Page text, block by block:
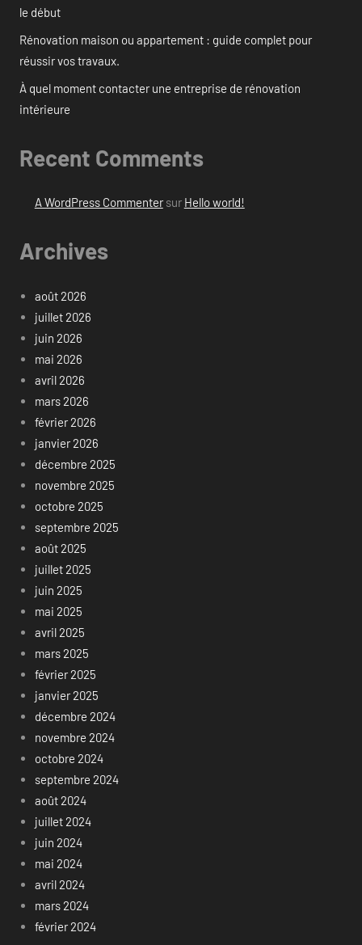
le début
Rénovation maison ou appartement : guide complet pour
réussir vos travaux.
À quel moment contacter une entreprise de rénovation
intérieure
Recent Comments
A WordPress Commentersur Hello world!
Archives
août 2026
juillet 2026
juin 2026
mai 2026
avril 2026
mars 2026
février 2026
janvier 2026
décembre 2025
novembre 2025
octobre 2025
septembre 2025
août 2025
juillet 2025
juin 2025
mai 2025
avril 2025
mars 2025
février 2025
janvier 2025
décembre 2024
novembre 2024
octobre 2024
septembre 2024
août 2024
juillet 2024
juin 2024
mai 2024
avril 2024
mars 2024
février 2024